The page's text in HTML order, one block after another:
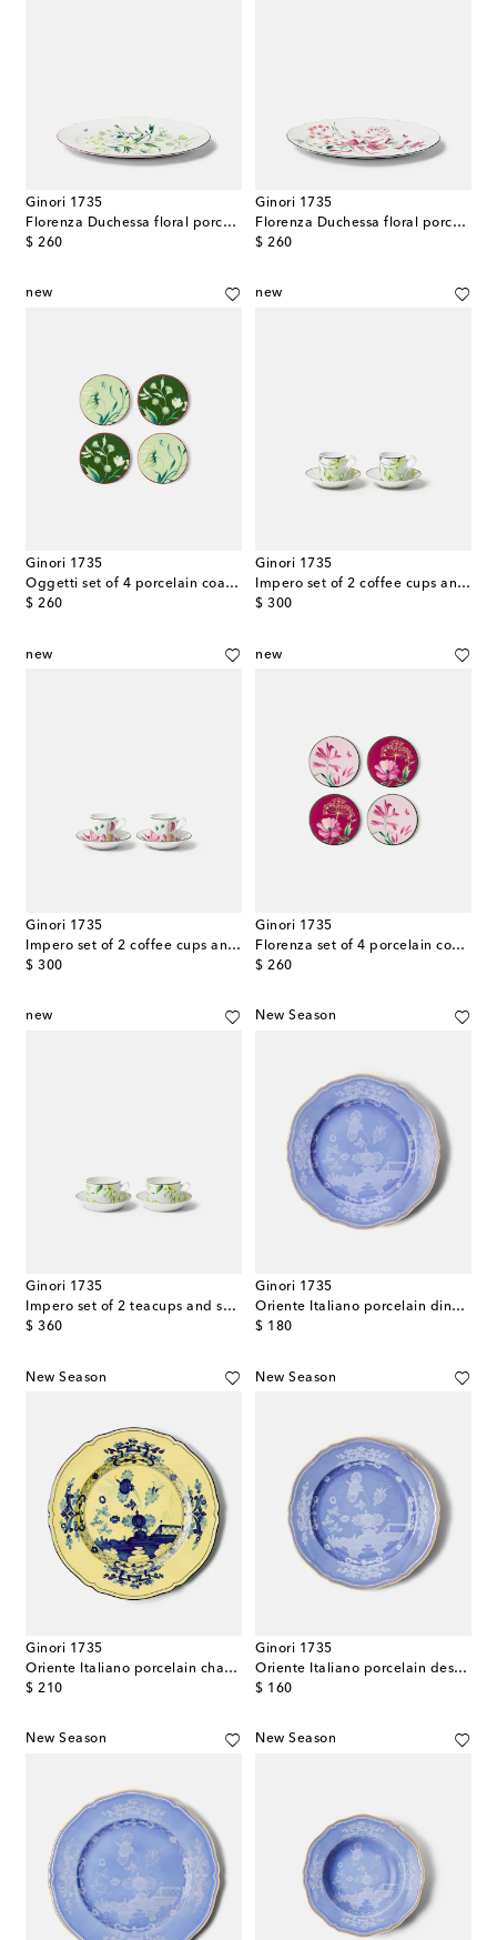
Ginori 1735
Florenza Duchessa floral porcelain platter
$ 260
original price
Ginori 1735
Florenza Duchessa floral porcelain platter
$ 260
original price
new
Ginori 1735
Oggetti set of 4 porcelain coasters
$ 260
original price
new
Ginori 1735
Impero set of 2 coffee cups and saucers
$ 300
original price
new
Ginori 1735
Impero set of 2 coffee cups and saucers
$ 300
original price
new
Ginori 1735
Florenza set of 4 porcelain coasters
$ 260
original price
new
Ginori 1735
Impero set of 2 teacups and saucers
$ 360
original price
New Season
Ginori 1735
Oriente Italiano porcelain dinner plate
$ 180
original price
New Season
Ginori 1735
Oriente Italiano porcelain charger plate
$ 210
original price
New Season
Ginori 1735
Oriente Italiano porcelain dessert plate
$ 160
original price
New Season New Season